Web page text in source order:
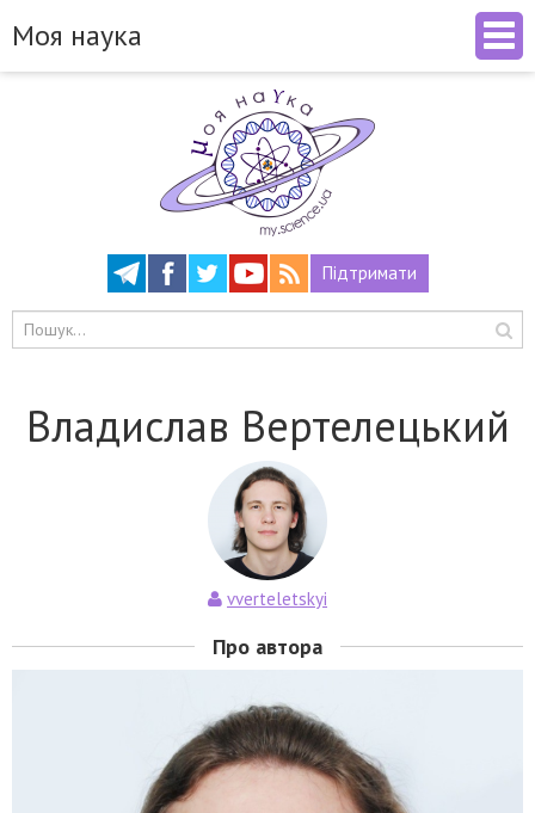
Підтримати
Моя наука
Владислав Вертелецький
vverteletskyi
Про автора